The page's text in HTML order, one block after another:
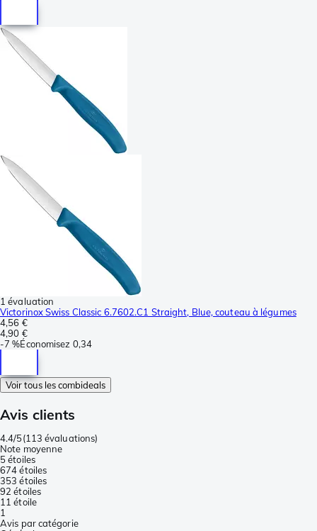
1 évaluation
Victorinox Swiss Classic 6.7602.C1 Straight, Blue, couteau à légumes
4,56 €
4,90 €
-7 %Économisez 0,34
Voir tous les combideals
Avis clients
4.4/5(113 évaluations)
Note moyenne
5 étoiles
674 étoiles
353 étoiles
92 étoiles
1 1 étoile
1
Avis par catégorie